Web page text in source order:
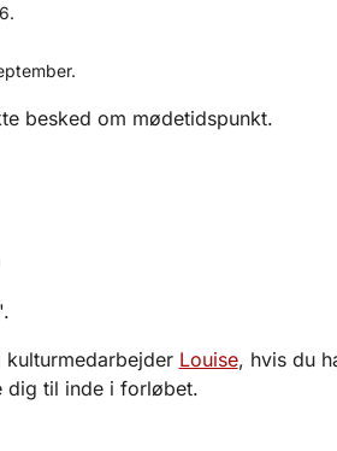
besked om mødetidspunkt.
Louise, hvis du
dig til inde i forløbet.